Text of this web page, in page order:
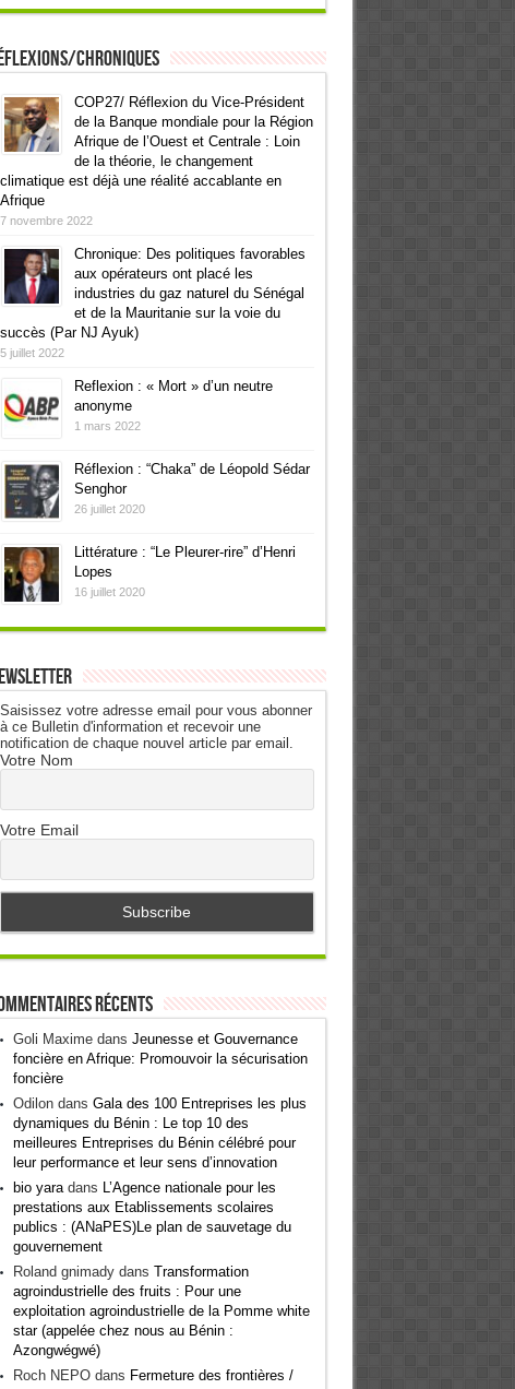
Chroniques
COP27/ Réflexion du Vice-Président
de la Banque mondiale pour la Région
Afrique de l’Ouest et Centrale : Loin
de la théorie, le changement
climatique est déjà une réalité accablante en
Afrique
7 novembre 2022
Chronique: Des politiques favorables
aux opérateurs ont placé les
industries du gaz naturel du Sénégal
et de la Mauritanie sur la voie du
succès (Par NJ Ayuk)
5 juillet 2022
Reflexion : « Mort » d’un neutre
anonyme
1 mars 2022
Réflexion : “Chaka” de Léopold Sédar
Senghor
26 juillet 2020
Littérature : “Le Pleurer-rire” d’Henri
Lopes
16 juillet 2020
Saisissez votre adresse email pour vous abonner
à ce Bulletin d'information et recevoir une
notification de chaque nouvel article par email.
Votre Nom
Votre Email
récents
Goli Maximedans Jeunesse et Gouvernance
foncière en Afrique: Promouvoir la sécurisation
foncière
Odilondans Gala des 100 Entreprises les plus
dynamiques du Bénin : Le top 10 des
meilleures Entreprises du Bénin célébré pour
leur performance et leur sens d’innovation
bio yaradans L’Agence nationale pour les
prestations aux Etablissements scolaires
publics : (ANaPES)Le plan de sauvetage du
gouvernement
Roland gnimadydans Transformation
agroindustrielle des fruits : Pour une
exploitation agroindustrielle de la Pomme white
star (appelée chez nous au Bénin :
Azongwégwé)
Roch NEPOdans Fermeture des frontières /